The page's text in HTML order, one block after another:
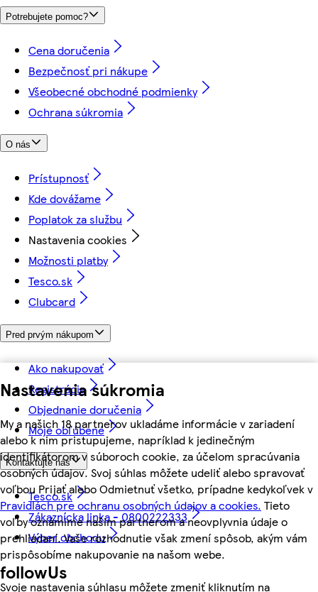
Nastavenia súkromia
My a našich 18 partnerov ukladáme informácie v zariadení
alebo k nim pristupujeme, napríklad k jedinečným
identifikátorom v súboroch cookie, za účelom spracúvania
osobných údajov. Svoj súhlas môžete udeliť alebo spravovať
voľbou Prijať alebo Odmietnuť všetko, prípadne kedykoľvek v
Pravidlách pre ochranu osobných údajov a cookies. Tieto
voľby oznámime našim partnerom a neovplyvnia údaje o
prehliadaní. Vaše rozhodnutie však zmení spôsob, akým vám
prispôsobíme nakupovanie na našom webe.
Svoje nastavenia súhlasu môžete zmeniť kliknutím na
Potrebujete pomoc?
Cena doručenia
Bezpečnosť pri nákupe
Všeobecné obchodné podmienky
Ochrana súkromia
O nás
Prístupnosť
Kde dovážame
Poplatok za službu
Nastavenia cookies
Možnosti platby
Tesco.sk
Clubcard
Pred prvým nákupom
Ako nakupovať
Registrácia
Objednanie doručenia
Moje obľúbené
Kontaktujte nás
Tesco.sk
Zákaznícka linka - 0800222333
Výber obchodu
followUs